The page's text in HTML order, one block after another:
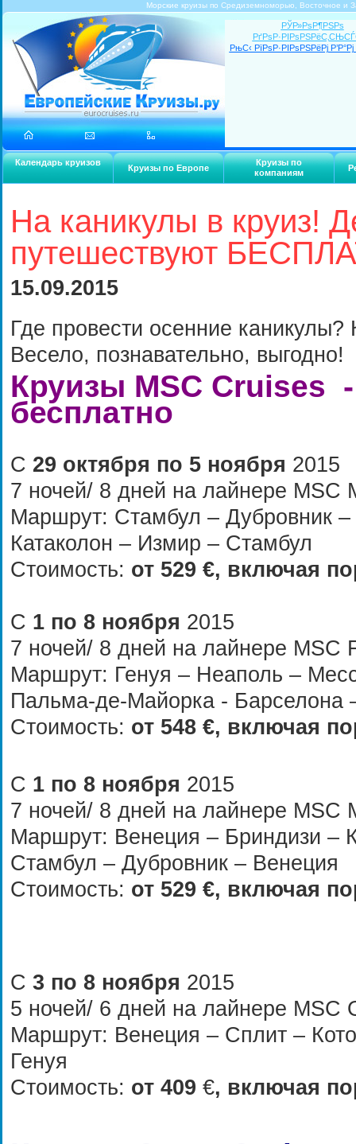
Морские круизы по Средиземноморью, Восточное и
Календарь круизов
Круизы по Европе
Круизы по
компаниям
РЎР»РѕР¶РЅРѕ
РњС‹ РїРѕР·РІРѕРЅРёРј
На каникулы в круиз!
путешествуют
15.09.2015
Где провести осенние каникулы?
Весело, познавательно, выгодно!
Круизы MSC Cruises
бесплатно
С 29 октября по 5 ноября 2015
7 ночей/ 8 дней на лайнере MSC
Маршрут: Стамбул – Дубровник
Катаколон – Измир – Стамбул
Стоимость: от 529 €, включая
С 1 по 8 ноября 2015
7 ночей/ 8 дней на лайнере MSC
Маршрут: Генуя – Неаполь –
Пальма-де-Майорка - Барселона
Стоимость: от 548 €, включая
С 1 по 8 ноября 2015
7 ночей/ 8 дней на лайнере MSC
Маршрут: Венеция – Бриндизи –
Стамбул – Дубровник – Венеция
Стоимость: от 529 €, включая
С 3 по 8 ноября 2015
5 ночей/ 6 дней на лайнере MSC
Маршрут: Венеция – Сплит –
Генуя
Стоимость: от 409 €, включая